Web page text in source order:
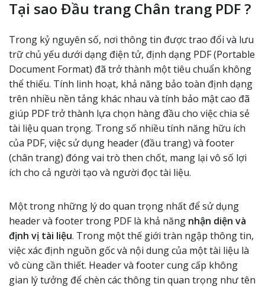
Tại sao Đầu trang Chân trang PDF ?
Trong kỷ nguyên số, nơi thông tin được trao đổi và lưu
trữ chủ yếu dưới dạng điện tử, định dạng PDF (Portable
Document Format) đã trở thành một tiêu chuẩn không
thể thiếu. Tính linh hoạt, khả năng bảo toàn định dạng
trên nhiều nền tảng khác nhau và tính bảo mật cao đã
giúp PDF trở thành lựa chọn hàng đầu cho việc chia sẻ
tài liệu quan trọng. Trong số nhiều tính năng hữu ích
của PDF, việc sử dụng header (đầu trang) và footer
(chân trang) đóng vai trò then chốt, mang lại vô số lợi
ích cho cả người tạo và người đọc tài liệu.
Một trong những lý do quan trọng nhất để sử dụng
header và footer trong PDF là khả năng nhận diện và
định vị tài liệu. Trong một thế giới tràn ngập thông tin,
việc xác định nguồn gốc và nội dung của một tài liệu là
vô cùng cần thiết. Header và footer cung cấp không
gian lý tưởng để chèn các thông tin quan trọng như tên